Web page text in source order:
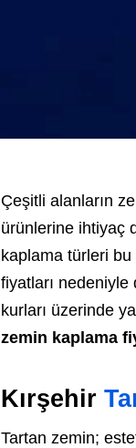
Çeşitli alanların
ürünlerine ihtiyaç
kaplama türleri bu
fiyatları nedeniyle
kurları üzerinde
zemin kaplama
Kırşehir
Tartan zemin;